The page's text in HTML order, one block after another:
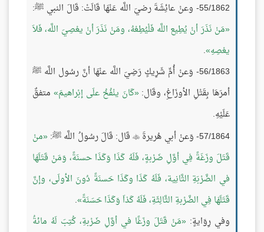
55/1862- وعنْ عائِشَةَ رضيَ اللَّه عَنْهَا قَالَتْ: قَالَ النبي ﷺ:
مَنْ نَذَرَ أنْ يُطِيع اللَّه فَلْيُطِعْهُ، ومَنْ نَذَرَ أنْ يعْصِيَ اللَّه، فَلاَ
يعْصِهِ .
56/1863- وَعنْ أُمِّ شَرِيكٍ رَضِيَ اللَّه عنْهَا أنَّ رسُول اللَّه ﷺ
أمرَهَا بِقَتْلِ الأوزَاغِ، وقَال: كَانَ ينْفُخُ علَى إبْراهيمَ متفقٌ
عَلَيْهِ.
57/1864- وَعنْ أبي هُريرةَ
قَال: قَالَ رسُولُ اللَّه ﷺ: منْ
قَتَلَ وزَغَةً فِي أوَّلِ ضَرْبةٍ، فَلَهُ كَذَا وَكَذَا حسنَةً، وَمَنْ قَتَلَهَا
في الضَّرْبَةِ الثَّانِية، فَلَهُ كَذَا وكَذَا حَسنَةً دُونَ الأولَى، وإنَّ
قَتَلَهَا فِي الضَّرْبةِ الثَّالِثَةِ، فَلَهُ كَذاَ وَكَذَا حَسَنَةً .
وفي رِوَايةٍ: مَنْ قَتَلَ وزَغًا في أوَّلِ ضَرْبةِ، كُتِبَ لَهُ مائةُ